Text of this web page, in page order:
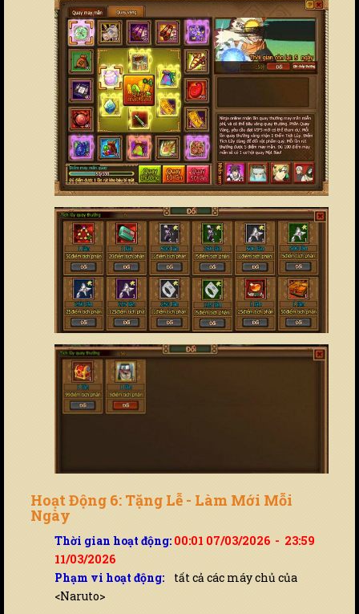
Hoạt Động 6: Tặng Lễ - Làm Mới Mỗi
Ngày
Thời gian hoạt động: 00:01 07/03/2026 - 23:59
11/03/2026
Phạm vi hoạt động: tất cả các máy chủ của
<Naruto>